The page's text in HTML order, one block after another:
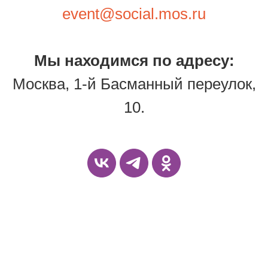
event@social.mos.ru
Мы находимся по адресу:
Москва, 1-й Басманный переулок,
10.